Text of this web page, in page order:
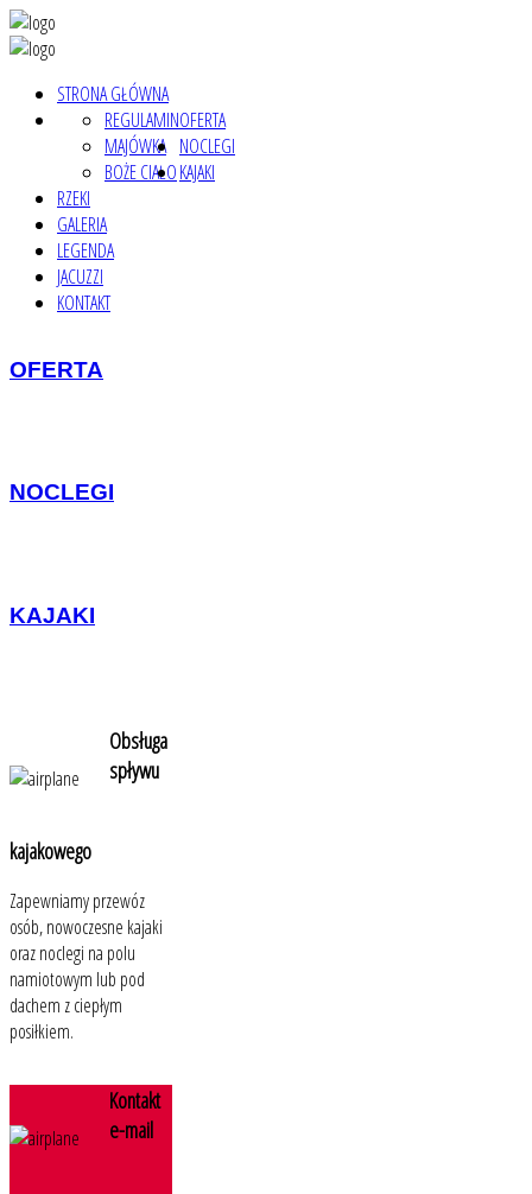
STRONA GŁÓWNA
OFERTA
REGULAMIN
MAJÓWKA
BOŻE CIAŁO
NOCLEGI
KAJAKI
RZEKI
GALERIA
LEGENDA
JACUZZI
KONTAKT
OFERTA
NOCLEGI
KAJAKI
Obsługa
spływu
kajakowego
Zapewniamy przewóz
osób, nowoczesne kajaki
oraz noclegi na polu
namiotowym lub pod
dachem z ciepłym
posiłkiem.
Kontakt
e-mail